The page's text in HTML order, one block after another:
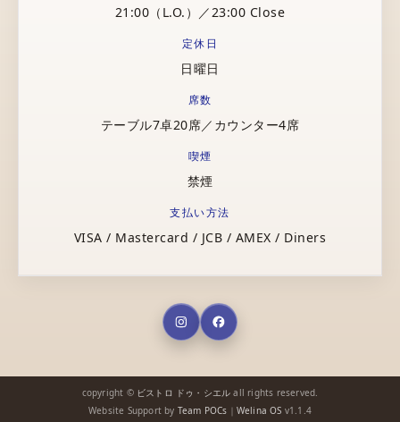
21:00（L.O.）／23:00 Close
定休日
日曜日
席数
テーブル7卓20席／カウンター4席
喫煙
禁煙
支払い方法
VISA / Mastercard / JCB / AMEX / Diners
copyright © ビストロ ドゥ・シエル all rights reserved.
Website Support by Team POCs ｜ Welina OS v1.1.4